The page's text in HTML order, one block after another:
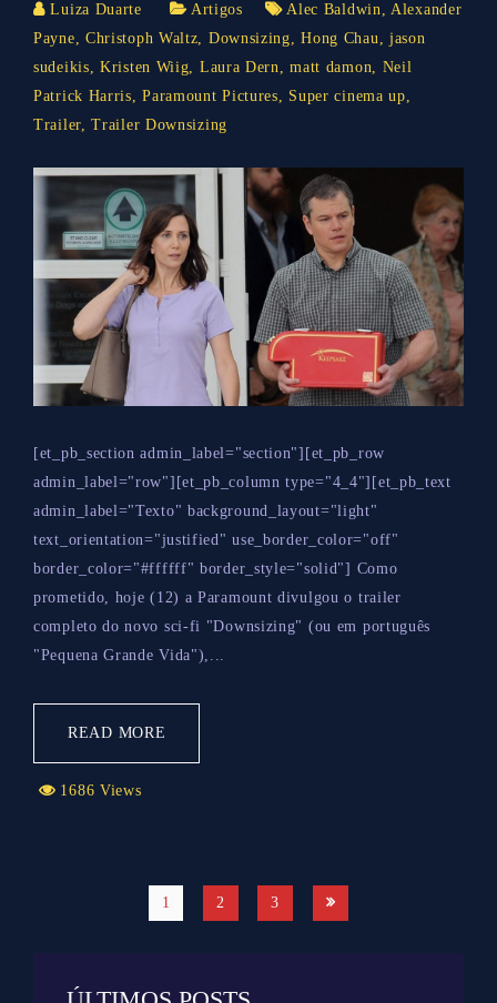
Luiza Duarte Artigos Alec Baldwin,Alexander
Payne, Christoph Waltz, Downsizing,Hong Chau, jason
sudeikis,Kristen Wiig, Laura Dern,matt damon, Neil
Patrick Harris,Paramount Pictures, Super cinema up,
Trailer,Trailer Downsizing
[et_pb_section admin_label="section"][et_pb_row
admin_label="row"][et_pb_column type="4_4"][et_pb_text
admin_label="Texto" background_layout="light"
text_orientation="justified" use_border_color="off"
border_color="#ffffff" border_style="solid"] Como
prometido, hoje (12) a Paramount divulgou o trailer
completo do novo sci-fi "Downsizing" (ou em português
"Pequena Grande Vida"),...
READ MORE
1686 Views
1 2 3